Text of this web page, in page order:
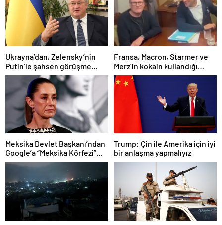
Ukrayna’dan, Zelensky’nin
Putin’le şahsen görüşme
talebine ilişkin açıklama
Fransa, Macron, Starmer ve
Merz’in kokain kullandığı
iddiasını yalanladı
Meksika Devlet Başkanı’ndan
Google’a “Meksika Körfezi”
davası
Trump: Çin ile Amerika için iyi
bir anlaşma yapmalıyız